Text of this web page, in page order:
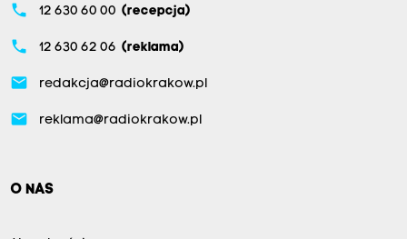
phone 12 630 60 00 (recepcja)
phone 12 630 62 06 (reklama)
email redakcja@radiokrakow.pl
email reklama@radiokrakow.pl
O NAS